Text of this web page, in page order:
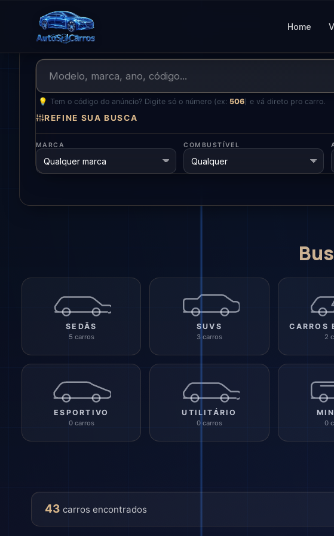
Home
💡 Tem o código do anúncio? Digite só o número (ex: 506) e vá direto pro carro.
REFINE SUA BUSCA
MARCA COMBUSTÍVEL
SEDÃS
5 carros
SUVS
3 carros
CARROS
2
ESPORTIVO
0 carros
UTILITÁRIO
0 carros 0
43 carros encontrados